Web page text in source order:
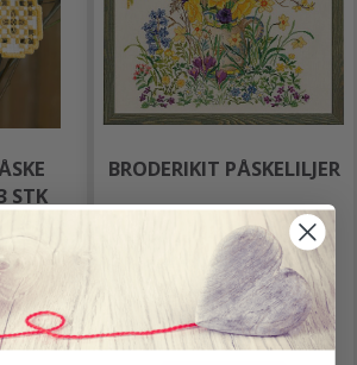
STK
BRODERIKIT PÅSKELILJER
740,00 DKK
Antal